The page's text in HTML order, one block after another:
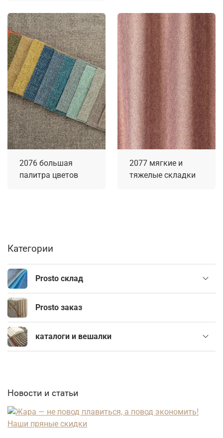
2076 большая
палитра цветов
2077 мягкие и
тяжелые складки
Категории
Prosto склад
Prosto заказ
каталоги и вешалки
Новости и статьи